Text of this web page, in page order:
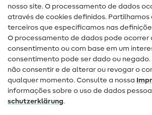
Ajuda e contacto
Contacto
Mudança de proprietário
Perguntas frequentes (FAQ)
Direito de cancelamento
Popular
nosso site. O processamento de dados
através de cookies definidos. Partilhamos
terceiros que especificamos nas
O processamento de dados pode ocorrer
consentimento ou com base em um
consentimento pode ser dado ou negado.
não consentir e de alterar ou revogar o
qualquer momento. Consulte a nossa
informações sobre o uso de dados
schutz­erklärung.